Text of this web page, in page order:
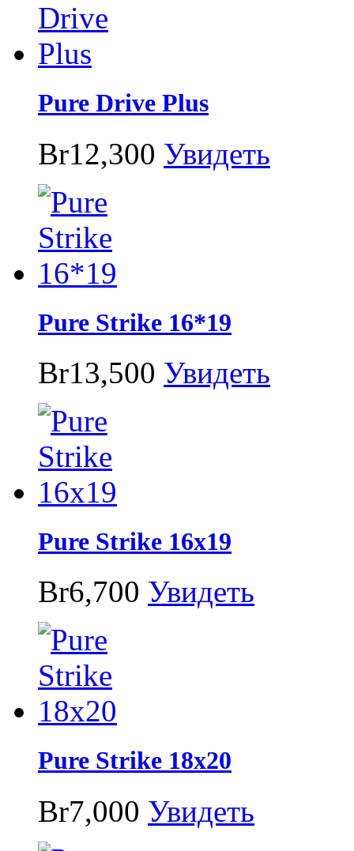
Pure Drive Plus
Br12,300 Увидеть
Pure Strike 16*19
Br13,500 Увидеть
Pure Strike 16x19
Br6,700 Увидеть
Pure Strike 18x20
Br7,000 Увидеть